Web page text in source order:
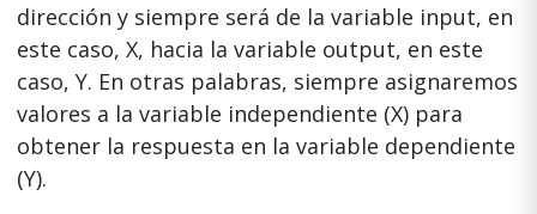
dirección y siempre será de la variable input, en
este caso, X, hacia la variable output, en este
caso, Y. En otras palabras, siempre asignaremos
valores a la variable independiente (X) para
obtener la respuesta en la variable dependiente
(Y).